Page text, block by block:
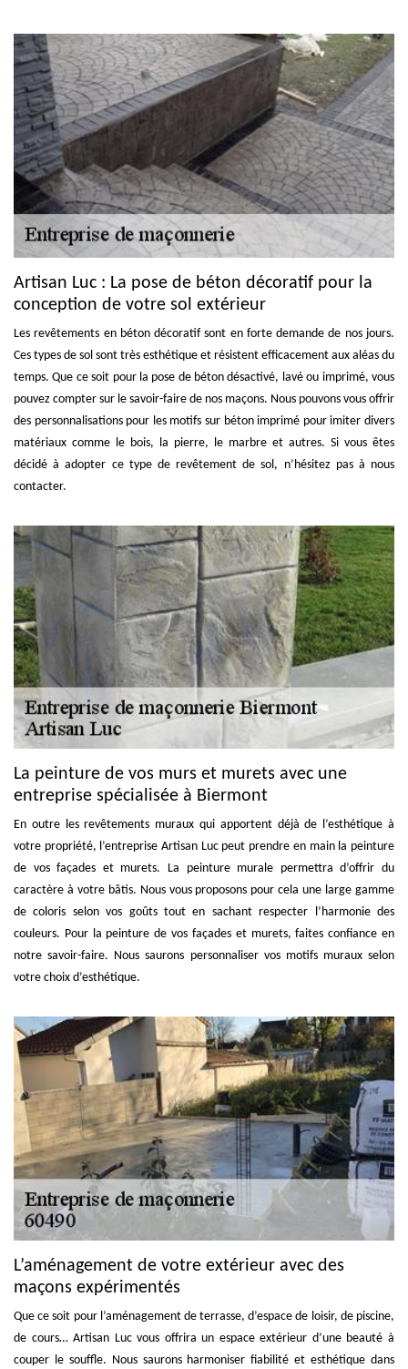
Artisan Luc : La pose de béton décoratif pour la
conception de votre sol extérieur
Les revêtements en béton décoratif sont en forte demande de nos jours.
Ces types de sol sont très esthétique et résistent efficacement aux aléas du
temps. Que ce soit pour la pose de béton désactivé, lavé ou imprimé, vous
pouvez compter sur le savoir-faire de nos maçons. Nous pouvons vous offrir
des personnalisations pour les motifs sur béton imprimé pour imiter divers
matériaux comme le bois, la pierre, le marbre et autres. Si vous êtes
décidé à adopter ce type de revêtement de sol, n’hésitez pas à nous
contacter.
La peinture de vos murs et murets avec une
entreprise spécialisée à Biermont
En outre les revêtements muraux qui apportent déjà de l’esthétique à
votre propriété, l’entreprise Artisan Luc peut prendre en main la peinture
de vos façades et murets. La peinture murale permettra d’offrir du
caractère à votre bâtis. Nous vous proposons pour cela une large gamme
de coloris selon vos goûts tout en sachant respecter l’harmonie des
couleurs. Pour la peinture de vos façades et murets, faites confiance en
notre savoir-faire. Nous saurons personnaliser vos motifs muraux selon
votre choix d’esthétique.
L’aménagement de votre extérieur avec des
maçons expérimentés
Que ce soit pour l’aménagement de terrasse, d’espace de loisir, de piscine,
de cours… Artisan Luc vous offrira un espace extérieur d’une beauté à
couper le souffle. Nous saurons harmoniser fiabilité et esthétique dans